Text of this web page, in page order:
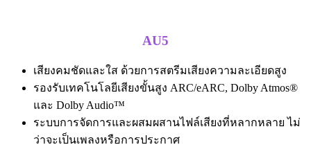
AU5
เสียงคมชัดและใส ด้วยการสตรีมเสียงความละเอียดสูง
รองรับเทคโนโลยีเสียงขั้นสูง ARC/eARC, Dolby Atmos®
และ Dolby Audio™
ระบบการจัดการและผสมผสานไฟล์เสียงที่หลากหลาย ไม่
ว่าจะเป็นเพลงหรือการประกาศ